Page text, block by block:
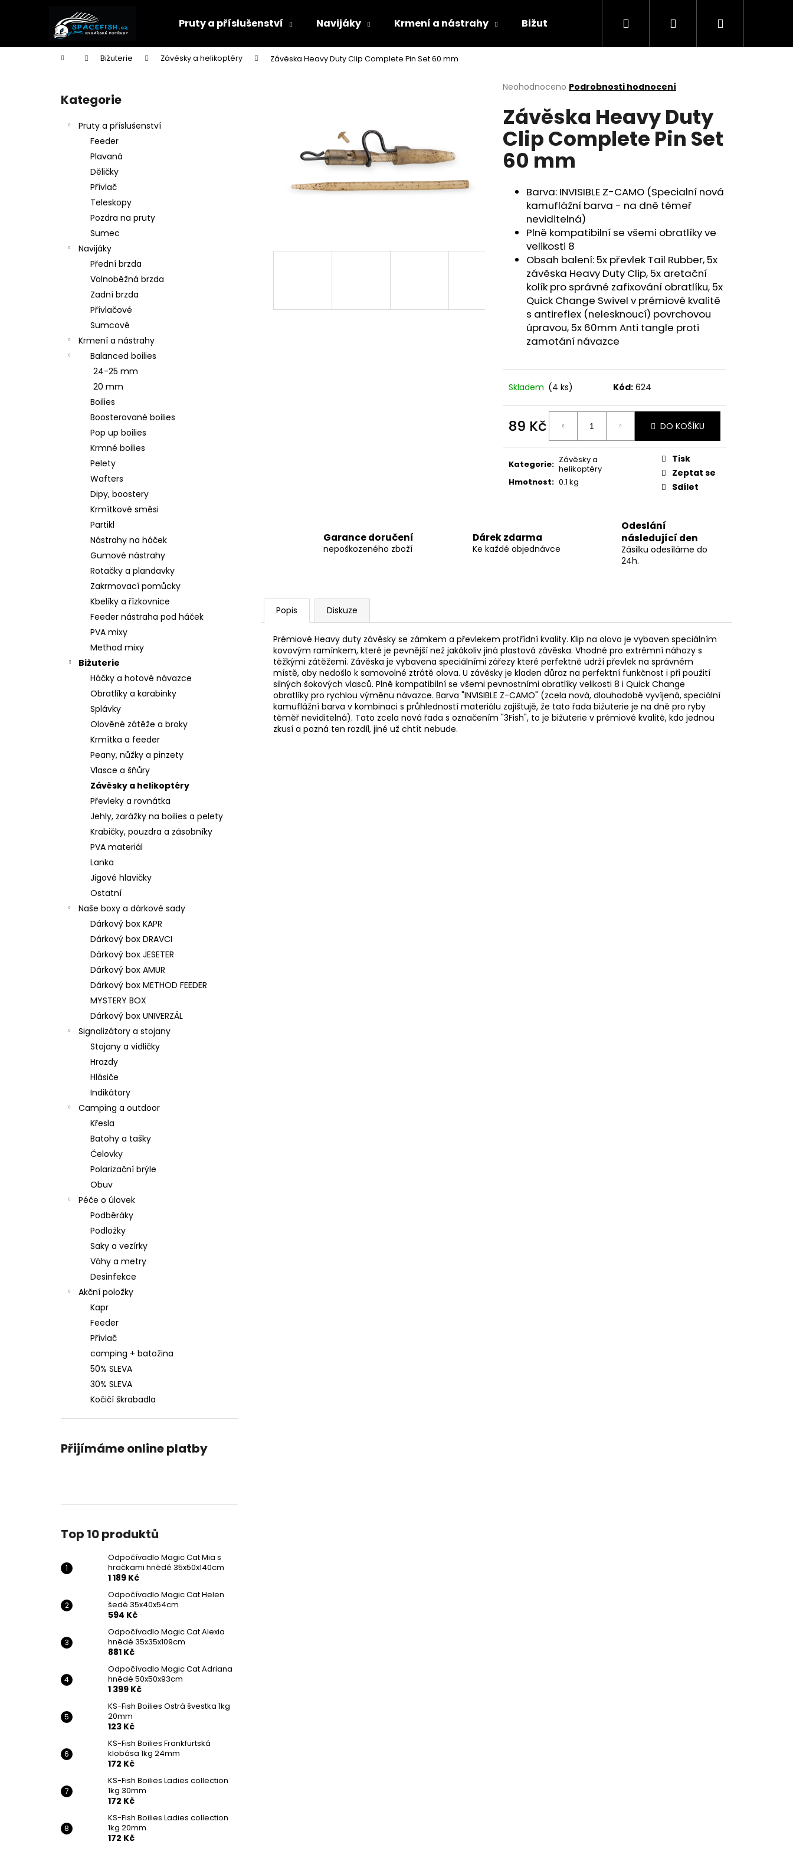
Pruty a příslušenství Navijáky Krmení a nástrahy Bižuterie Naše boxy a dárkové sady
Hledat PřihlášeníNákupní
Domů Bižuterie Závěsky a helikoptéry Závěska Heavy Duty Clip Complete Pin Set 60 mm
Přeskočit
kategorie
Kategorie
Pruty a příslušenství
Feeder
Plavaná
Děličky
Přívlač
Teleskopy
Pozdra na pruty
Sumec
Navijáky
Přední brzda
Volnoběžná brzda
Zadní brzda
Přívlačové
Sumcové
Krmení a nástrahy
Balanced boilies
24-25 mm
20 mm
Boilies
Boosterované boilies
Pop up boilies
Krmné boilies
Pelety
Wafters
Dipy, boostery
Krmítkové směsi
Partikl
Nástrahy na háček
Gumové nástrahy
Rotačky a plandavky
Zakrmovací pomůcky
Kbelíky a řízkovnice
Feeder nástraha pod háček
PVA mixy
Method mixy
Bižuterie
Háčky a hotové návazce
Obratlíky a karabinky
Splávky
Olověné zátěže a broky
Krmítka a feeder
Peany, nůžky a pinzety
Vlasce a šňůry
Závěsky a helikoptéry
Převleky a rovnátka
Jehly, zarážky na boilies a pelety
Krabičky, pouzdra a zásobníky
PVA materiál
Lanka
Jigové hlavičky
Ostatní
Naše boxy a dárkové sady
Dárkový box KAPR
Dárkový box DRAVCI
Dárkový box JESETER
Dárkový box AMUR
Dárkový box METHOD FEEDER
MYSTERY BOX
Dárkový box UNIVERZÁL
Signalizátory a stojany
Stojany a vidličky
Hrazdy
Hlásiče
Indikátory
Camping a outdoor
Křesla
Batohy a tašky
Čelovky
Polarizační brýle
Obuv
Péče o úlovek
Podběráky
Podložky
Saky a vezírky
Váhy a metry
Desinfekce
Akční položky
Kapr
Feeder
Přívlač
camping + batožina
50% SLEVA
30% SLEVA
Kočičí škrabadla
Přijímáme online platby
Top 10 produktů
Odpočívadlo Magic Cat Mia s
hračkami hnědé 35x50x140cm
1 189 Kč
Odpočívadlo Magic Cat Helen
šedé 35x40x54cm
594 Kč
Odpočívadlo Magic Cat Alexia
hnědé 35x35x109cm
881 Kč
Odpočívadlo Magic Cat Adriana
hnědé 50x50x93cm
1 399 Kč
KS-Fish Boilies Ostrá švestka 1kg
20mm
123 Kč
KS-Fish Boilies Frankfurtská
klobása 1kg 24mm
172 Kč
KS-Fish Boilies Ladies collection
1kg 30mm
172 Kč
KS-Fish Boilies Ladies collection
1kg 20mm
172 Kč
Průměrné
produktu
je
0,0
z
5
hvězdiček.
Neohodnoceno Podrobnosti hodnocení
Závěska Heavy Duty
Clip Complete Pin Set
60 mm
Barva: INVISIBLE Z-CAMO (Specialní nová
kamuflážní barva - na dně témeř
neviditelná)
Plně kompatibilní se všemi obratlíky ve
velikosti 8
Obsah balení: 5x převlek Tail Rubber, 5x
závěska Heavy Duty Clip, 5x aretační
kolík pro správné zafixování obratlíku, 5x
Quick Change Swivel v prémiové kvalitě
s antireflex (nelesknoucí) povrchovou
úpravou, 5x 60mm Anti tangle proti
zamotání návazce
Skladem (4 ks) Kód: 624
89 Kč
cena:
DO KOŠÍKU
Kategorie: Závěsky a
helikoptéry
Hmotnost: 0.1 kg
Tisk
Zeptat se
Sdílet
Garance doručení
nepoškozeného zboží
Dárek zdarma
Ke každé objednávce
Odeslání
následující den
Zásilku odesíláme do
24h.
Popis Diskuze
Prémiové Heavy duty závěsky se zámkem a převlekem protřídní kvality. Klip na olovo je vybaven speciálním
kovovým ramínkem, které je pevnější než jakákoliv jiná plastová závěska. Vhodné pro extrémní náhozy s
těžkými zátěžemi. Závěska je vybavena speciálními zářezy které perfektně udrží převlek na správném
místě, aby nedošlo k samovolné ztrátě olova. U závěsky je kladen důraz na perfektní funkčnost i při použití
silných šokových vlasců. Plně kompatibilní se všemi pevnostními obratlíky velikosti 8 i Quick Change
obratlíky pro rychlou výměnu návazce. Barva "INVISIBLE Z-CAMO" (zcela nová, dlouhodobě vyvíjená, speciální
kamuflážní barva v kombinaci s průhledností materiálu zajištujě, že tato řada bižuterie je na dně pro ryby
těměř neviditelná). Tato zcela nová řada s označením "3Fish", to je bižuterie v prémiové kvalitě, kdo jednou
zkusí a pozná ten rozdíl, jiné už chtít nebude.
í
Zpět
do
Zpět
do
Co potřebujete najít?
Doporučujeme
Následující
ODPOČÍVADLO MAGIC CAT MIA S
HRAČKAMI HNĚDÉ 35X50X140CM
1 189 Kč
Původně: 1 699 Kč
ODPOČÍVADLO MAGIC CAT ALEXIA
HNĚDÉ 35X35X109CM
1 259 Kč